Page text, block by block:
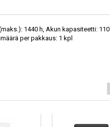
1440 h, Akun kapasiteetti: 110
per pakkaus: 1 kpl